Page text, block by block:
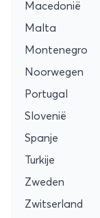
Macedonië
Malta
Montenegro
Noorwegen
Portugal
Slovenië
Spanje
Turkije
Zweden
Zwitserland